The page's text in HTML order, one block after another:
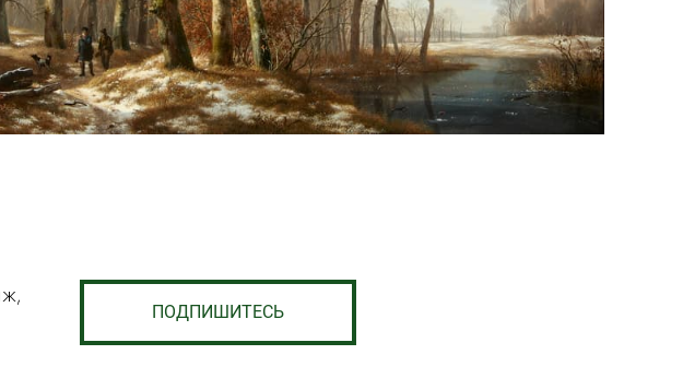
ПОДПИШИТЕСЬ